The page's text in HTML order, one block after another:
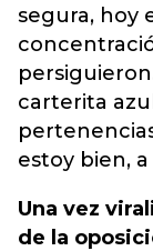
segura, hoy
carterita
estoy bien,
Una vez
de la